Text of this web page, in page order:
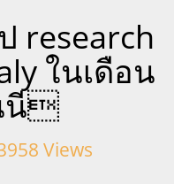
research
ในเดือน
นี
Views